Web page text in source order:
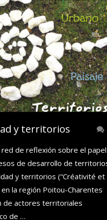
y territorios
de reflexión sobre el papel
de desarrollo de
y territorios (“Créativité et
la región Poitou-Charentes
de actores territoriales
de …